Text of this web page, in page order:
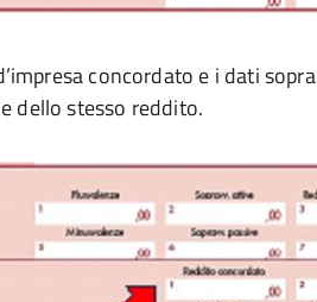
concordato e i dati sopra
dello stesso reddito.